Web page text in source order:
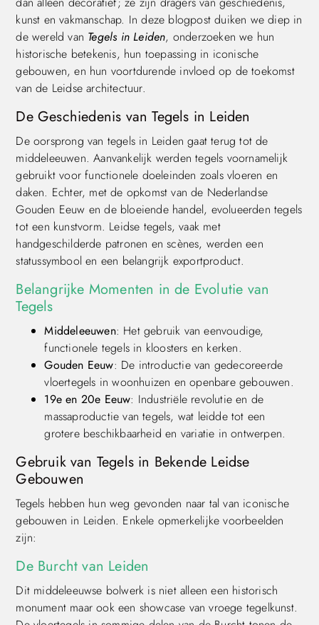
kunst en vakmanschap. In deze blogpost duiken we diep in
de wereld van Tegels in Leiden, onderzoeken we hun
historische betekenis, hun toepassing in iconische
gebouwen, en hun voortdurende invloed op de toekomst
van de Leidse architectuur.
De Geschiedenis van Tegels in Leiden
De oorsprong van tegels in Leiden gaat terug tot de
middeleeuwen. Aanvankelijk werden tegels voornamelijk
gebruikt voor functionele doeleinden zoals vloeren en
daken. Echter, met de opkomst van de Nederlandse
Gouden Eeuw en de bloeiende handel, evolueerden tegels
tot een kunstvorm. Leidse tegels, vaak met
handgeschilderde patronen en scènes, werden een
statussymbool en een belangrijk exportproduct.
Belangrijke Momenten in de Evolutie van
Tegels
Middeleeuwen: Het gebruik van eenvoudige,
functionele tegels in kloosters en kerken.
Gouden Eeuw: De introductie van gedecoreerde
vloertegels in woonhuizen en openbare gebouwen.
19e en 20e Eeuw: Industriële revolutie en de
massaproductie van tegels, wat leidde tot een
grotere beschikbaarheid en variatie in ontwerpen.
Gebruik van Tegels in Bekende Leidse
Gebouwen
Tegels hebben hun weg gevonden naar tal van iconische
gebouwen in Leiden. Enkele opmerkelijke voorbeelden
zijn:
De Burcht van Leiden
Dit middeleeuwse bolwerk is niet alleen een historisch
monument maar ook een showcase van vroege tegelkunst.